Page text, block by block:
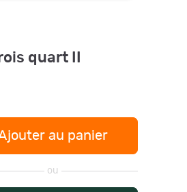
quart II
au panier
ou